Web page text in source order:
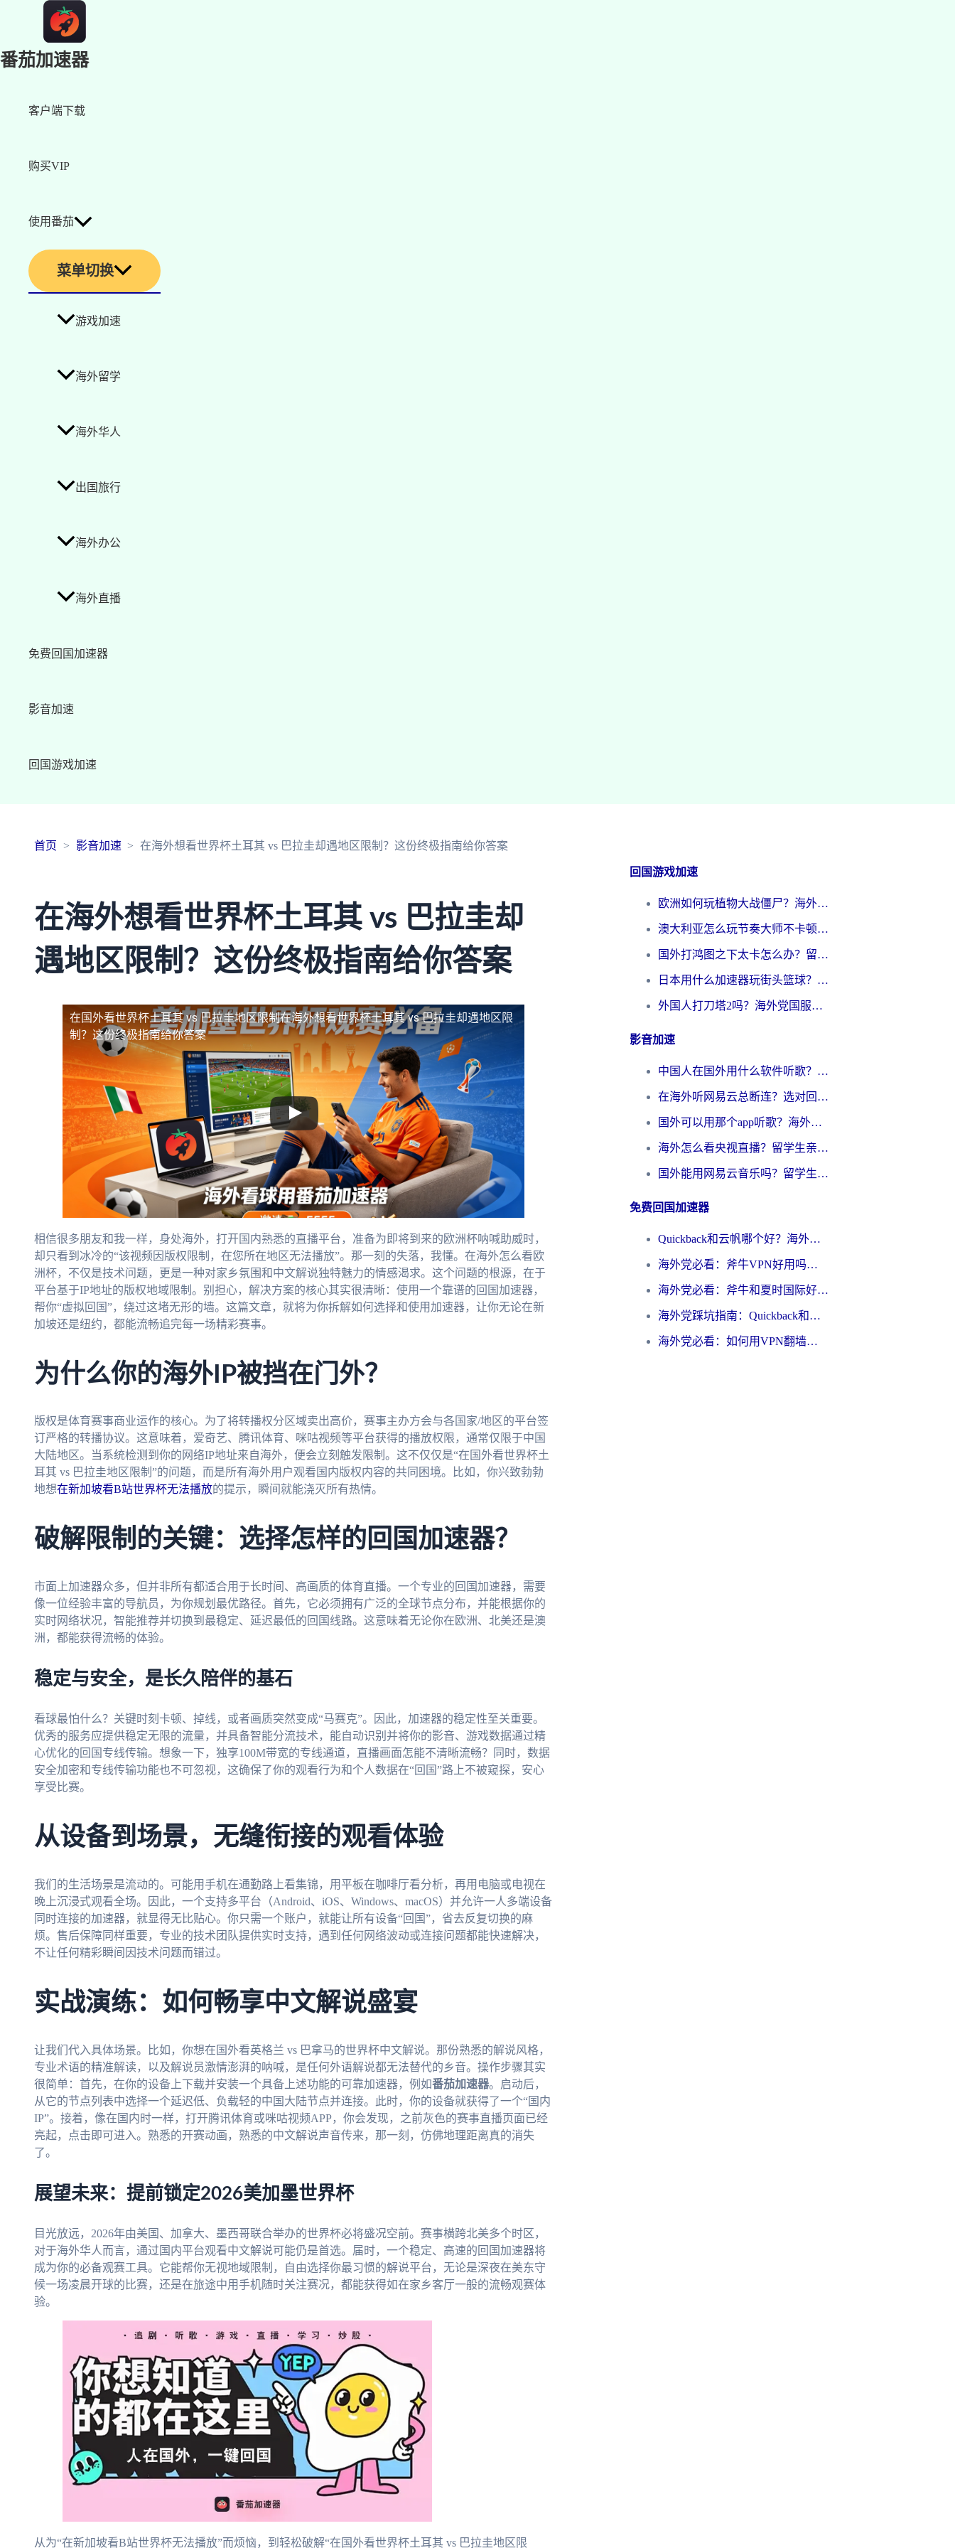
番茄加速器
客户端下载
购买VIP
使用番茄
菜单切换
游戏加速
海外留学
海外华人
出国旅行
海外办公
海外直播
免费回国加速器
影音加速
回国游戏加速
首页 影音加速 在海外想看世界杯土耳其 vs 巴拉圭却遇地区限制？这份终极指南给你答案
在海外想看世界杯土耳其 vs 巴拉圭却
遇地区限制？这份终极指南给你答案
在国外看世界杯土耳其 vs 巴拉圭地区限制在海外想看世界杯土耳其 vs 巴拉圭却遇地区限
制？这份终极指南给你答案
相信很多朋友和我一样，身处海外，打开国内熟悉的直播平台，准备为即将到来的欧洲杯呐喊助威时，
却只看到冰冷的“该视频因版权限制，在您所在地区无法播放”。那一刻的失落，我懂。在海外怎么看欧
洲杯，不仅是技术问题，更是一种对家乡氛围和中文解说独特魅力的情感渴求。这个问题的根源，在于
平台基于IP地址的版权地域限制。别担心，解决方案的核心其实很清晰：使用一个靠谱的回国加速器，
帮你“虚拟回国”，绕过这堵无形的墙。这篇文章，就将为你拆解如何选择和使用加速器，让你无论在新
加坡还是纽约，都能流畅追完每一场精彩赛事。
为什么你的海外IP被挡在门外？
版权是体育赛事商业运作的核心。为了将转播权分区域卖出高价，赛事主办方会与各国家/地区的平台签
订严格的转播协议。这意味着，爱奇艺、腾讯体育、咪咕视频等平台获得的播放权限，通常仅限于中国
大陆地区。当系统检测到你的网络IP地址来自海外，便会立刻触发限制。这不仅仅是“在国外看世界杯土
耳其 vs 巴拉圭地区限制”的问题，而是所有海外用户观看国内版权内容的共同困境。比如，你兴致勃勃
地想在新加坡看B站世界杯无法播放的提示，瞬间就能浇灭所有热情。
破解限制的关键：选择怎样的回国加速器？
市面上加速器众多，但并非所有都适合用于长时间、高画质的体育直播。一个专业的回国加速器，需要
像一位经验丰富的导航员，为你规划最优路径。首先，它必须拥有广泛的全球节点分布，并能根据你的
实时网络状况，智能推荐并切换到最稳定、延迟最低的回国线路。这意味着无论你在欧洲、北美还是澳
洲，都能获得流畅的体验。
稳定与安全，是长久陪伴的基石
看球最怕什么？关键时刻卡顿、掉线，或者画质突然变成“马赛克”。因此，加速器的稳定性至关重要。
优秀的服务应提供稳定无限的流量，并具备智能分流技术，能自动识别并将你的影音、游戏数据通过精
心优化的回国专线传输。想象一下，独享100M带宽的专线通道，直播画面怎能不清晰流畅？同时，数据
安全加密和专线传输功能也不可忽视，这确保了你的观看行为和个人数据在“回国”路上不被窥探，安心
享受比赛。
从设备到场景，无缝衔接的观看体验
我们的生活场景是流动的。可能用手机在通勤路上看集锦，用平板在咖啡厅看分析，再用电脑或电视在
晚上沉浸式观看全场。因此，一个支持多平台（Android、iOS、Windows、macOS）并允许一人多端设备
同时连接的加速器，就显得无比贴心。你只需一个账户，就能让所有设备“回国”，省去反复切换的麻
烦。售后保障同样重要，专业的技术团队提供实时支持，遇到任何网络波动或连接问题都能快速解决，
不让任何精彩瞬间因技术问题而错过。
实战演练：如何畅享中文解说盛宴
让我们代入具体场景。比如，你想在国外看英格兰 vs 巴拿马的世界杯中文解说。那份熟悉的解说风格，
专业术语的精准解读，以及解说员激情澎湃的呐喊，是任何外语解说都无法替代的乡音。操作步骤其实
很简单：首先，在你的设备上下载并安装一个具备上述功能的可靠加速器，例如番茄加速器。启动后，
从它的节点列表中选择一个延迟低、负载轻的中国大陆节点并连接。此时，你的设备就获得了一个“国内
IP”。接着，像在国内时一样，打开腾讯体育或咪咕视频APP，你会发现，之前灰色的赛事直播页面已经
亮起，点击即可进入。熟悉的开赛动画，熟悉的中文解说声音传来，那一刻，仿佛地理距离真的消失
了。
展望未来：提前锁定2026美加墨世界杯
目光放远，2026年由美国、加拿大、墨西哥联合举办的世界杯必将盛况空前。赛事横跨北美多个时区，
对于海外华人而言，通过国内平台观看中文解说可能仍是首选。届时，一个稳定、高速的回国加速器将
成为你的必备观赛工具。它能帮你无视地域限制，自由选择你最习惯的解说平台，无论是深夜在美东守
候一场凌晨开球的比赛，还是在旅途中用手机随时关注赛况，都能获得如在家乡客厅一般的流畅观赛体
验。
从为“在新加坡看B站世界杯无法播放”而烦恼，到轻松破解“在国外看世界杯土耳其 vs 巴拉圭地区限
回国游戏加速
欧洲如何玩植物大战僵尸？海外党国服游戏加速避坑指南（附实测对比）
澳大利亚怎么玩节奏大师不卡顿？海外党国服游戏加速终极指南
国外打鸿图之下太卡怎么办？留学生亲测有效的国服游戏加速方案
日本用什么加速器玩街头篮球？海外党国服游戏不卡顿的终极攻略
外国人打刀塔2吗？海外党国服游戏加速避坑全攻略
影音加速
中国人在国外用什么软件听歌？别再被地域限制卡脖子，这篇教你轻松解锁国内音乐库
在海外听网易云总断连？选对回国加速器，告别地区限制和卡顿
国外可以用那个app听歌？海外党亲测有效的回国加速方案，轻松听国内音乐听书
海外怎么看央视直播？留学生亲测：3步解决版权限制+追剧自由
国外能用网易云音乐吗？留学生亲测：3步解决海外听歌难题
免费回国加速器
Quickback和云帆哪个好？海外党2026亲测指南：选对加速器大陆工具，无缝刷国内剧玩国服
海外党必看：斧牛VPN好用吗？和GoLinkVPN对比哪个回国效果更好？
海外党必看：斧牛和夏时国际好用吗？3步选对回国加速器，无缝刷国内资源
海外党踩坑指南：Quickback和归雁好用吗？选对加速器才能无缝刷国内资源
海外党必看：如何用VPN翻墙到大陆PTT？一篇解决你所有回国加速痛点